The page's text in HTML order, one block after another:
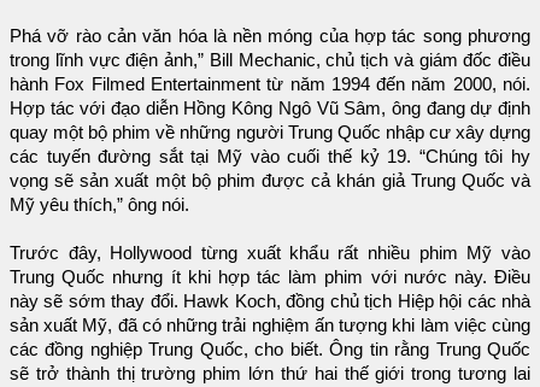
Phá vỡ rào cản văn hóa là nền móng của hợp tác song phương
trong lĩnh vực điện ảnh,” Bill Mechanic, chủ tịch và giám đốc điều
hành Fox Filmed Entertainment từ năm 1994 đến năm 2000, nói.
Hợp tác với đạo diễn Hồng Kông Ngô Vũ Sâm, ông đang dự định
quay một bộ phim về những người Trung Quốc nhập cư xây dựng
các tuyến đường sắt tại Mỹ vào cuối thế kỷ 19. “Chúng tôi hy
vọng sẽ sản xuất một bộ phim được cả khán giả Trung Quốc và
Mỹ yêu thích,” ông nói.
Trước đây, Hollywood từng xuất khẩu rất nhiều phim Mỹ vào
Trung Quốc nhưng ít khi hợp tác làm phim với nước này. Điều
này sẽ sớm thay đổi. Hawk Koch, đồng chủ tịch Hiệp hội các nhà
sản xuất Mỹ, đã có những trải nghiệm ấn tượng khi làm việc cùng
các đồng nghiệp Trung Quốc, cho biết. Ông tin rằng Trung Quốc
sẽ trở thành thị trường phim lớn thứ hai thế giới trong tương lai